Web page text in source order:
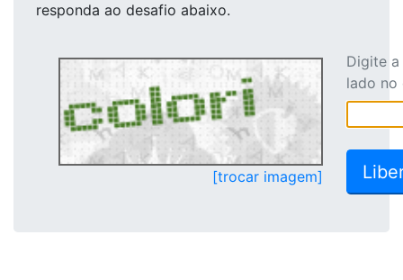
responda ao desafio abaixo.
[trocar imagem]
Digite
lado no